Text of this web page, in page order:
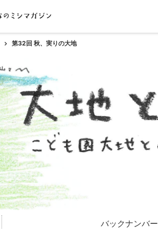
第32回 秋、実りの大地
バックナンバー